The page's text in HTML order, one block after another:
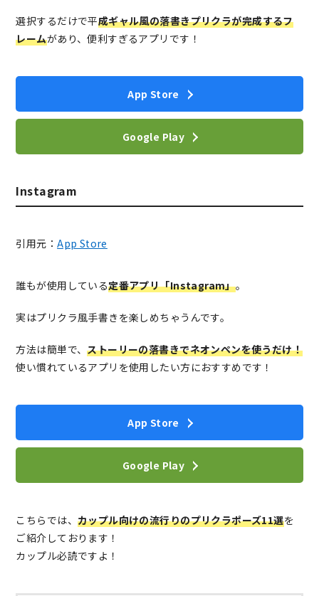
選択するだけで平成ギャル風の落書きプリクラが完成するフ
レームがあり、便利すぎるアプリです！
App Store
Google Play
Instagram
引用元：App Store
誰もが使用している定番アプリ「Instagram」。
実はプリクラ風手書きを楽しめちゃうんです。
方法は簡単で、ストーリーの落書きでネオンペンを使うだけ！
使い慣れているアプリを使用したい方におすすめです！
App Store
Google Play
こちらでは、 カップル向けの流行りのプリクラポーズ11選を
ご紹介しております！
カップル必読ですよ！